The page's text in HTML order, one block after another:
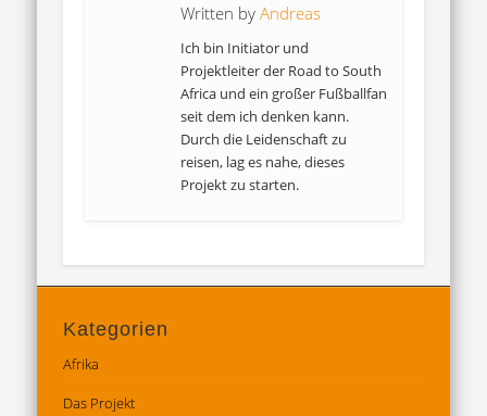
Written byAndreas
Ich bin Initiator und
Projektleiter der Road to South
Africa und ein großer Fußballfan
seit dem ich denken kann.
Durch die Leidenschaft zu
reisen, lag es nahe, dieses
Projekt zu starten.
Kategorien
Afrika
Das Projekt